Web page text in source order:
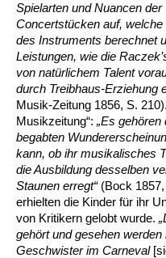
Spielarten und Nuancen
Concertstücken auf,
des Instruments berechnet
Leistungen, wie die
von natürlichem Talent
durch Treibhaus-Erziehung
Musik-Zeitung 1856, S.
Musikzeitung“: „Es
begabten
kann, ob ihr musikalisches
die Ausbildung desselben
Staunen erregt“(Bock 1857,
erhielten die Kinder für ihr
von Kritikern gelobt wurde.
gehört und gesehen
Geschwister im Carneval